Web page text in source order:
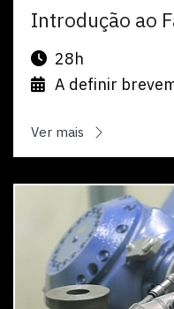
Introdução ao
28h
A definir
Ver mais